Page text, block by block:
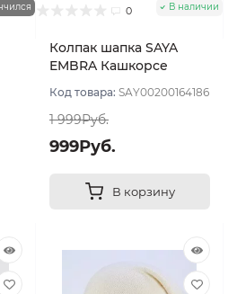
0 В наличии
Колпак шапка SAYA
EMBRA Кашкорсе
Код товара: SAY00200164186
1 999Руб.
999Руб.
В корзину